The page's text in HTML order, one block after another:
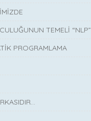
TEMELİ “NLP”
PROGRAMLAMA